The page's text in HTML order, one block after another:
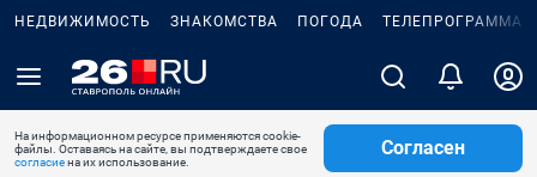
НЕДВИЖИМОСТЬ ЗНАКОМСТВА ПОГОДА ТЕЛЕПРОГРАММА
На информационном ресурсе применяются cookie-
файлы. Оставаясь на сайте, вы подтверждаете свое
согласиена их использование.
Согласен